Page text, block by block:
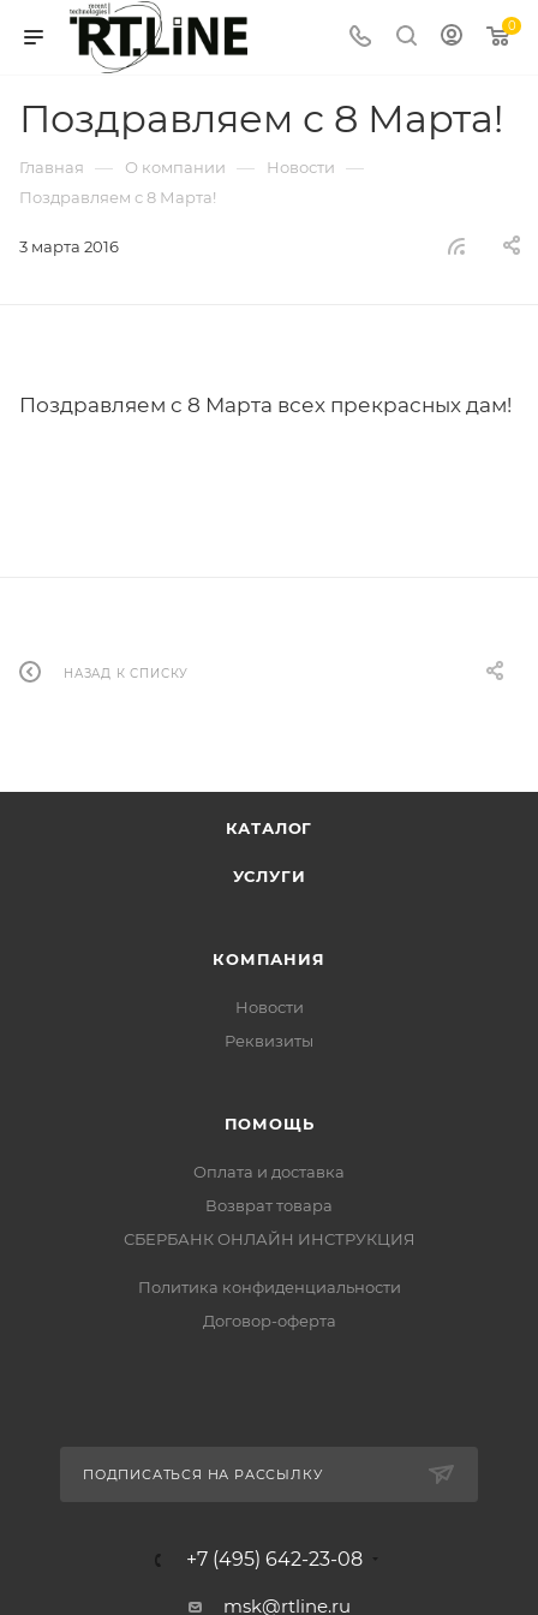
0
Поздравляем с 8 Марта!
Главная — О компании — Новости —
Поздравляем с 8 Марта!
3 марта 2016
Поздравляем с 8 Марта всех прекрасных дам!
НАЗАД К СПИСКУ
КАТАЛОГ
УСЛУГИ
КОМПАНИЯ
Новости
Реквизиты
ПОМОЩЬ
Оплата и доставка
Возврат товара
СБЕРБАНК ОНЛАЙН ИНСТРУКЦИЯ
Политика конфиденциальности
Договор-оферта
ПОДПИСАТЬСЯ НА РАССЫЛКУ
+7 (495) 642-23-08
msk@rtline.ru